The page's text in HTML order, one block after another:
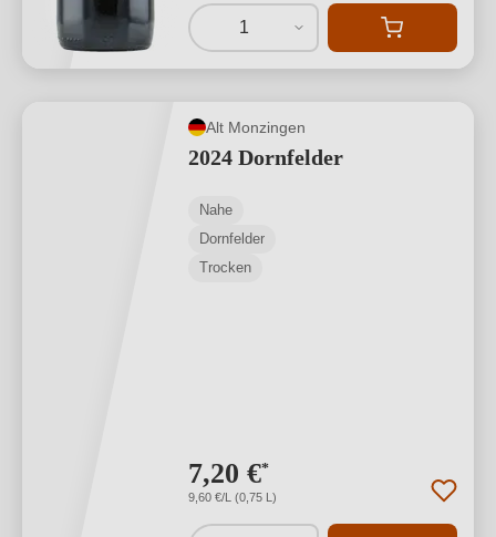
1
Alt Monzingen
2024 Dornfelder
Nahe
Dornfelder
Trocken
7,20 €*
9,60 €/L (0,75 L)